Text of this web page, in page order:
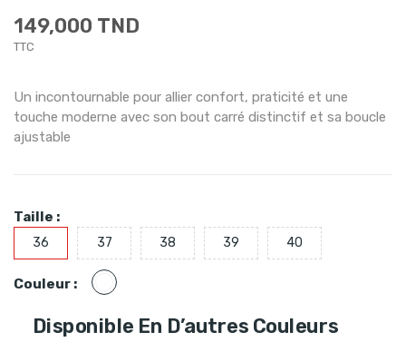
149,000 TND
TTC
Un incontournable pour allier confort, praticité et une
touche moderne avec son bout carré distinctif et sa boucle
ajustable
Taille :
36 37 38 39 40
Couleur : Blanc
Disponible En D’autres Couleurs